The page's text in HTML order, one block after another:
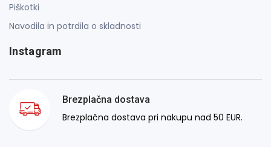
Piškotki
Navodila in potrdila o skladnosti
Instagram
Brezplačna dostava
Brezplačna dostava pri nakupu nad 50 EUR.